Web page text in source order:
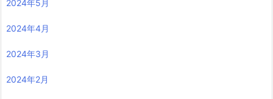
2024年5月
2024年4月
2024年3月
2024年2月